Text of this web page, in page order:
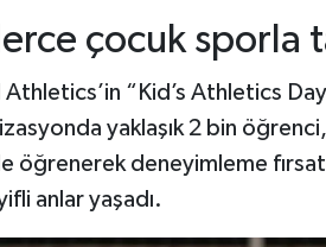
çocuk sporla
“Kid’s Athletics
yaklaşık 2 bin
öğrenerek deneyimleme
anlar yaşadı.